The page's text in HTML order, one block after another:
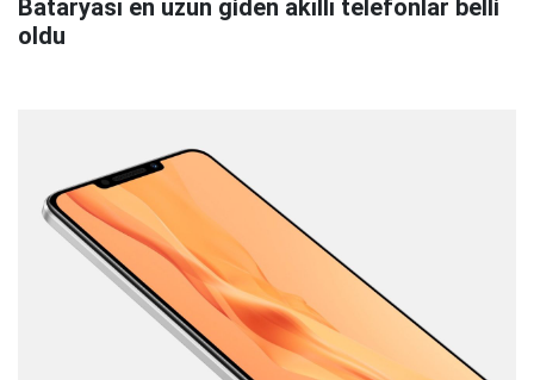
Bataryası en uzun giden akıllı telefonlar belli
oldu